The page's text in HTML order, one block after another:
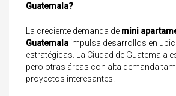
Guatemala?
La creciente demanda de mini
Guatemala impulsa desarrollos en
estratégicas. La Ciudad de Guatemala
pero otras áreas con alta demanda
proyectos interesantes.